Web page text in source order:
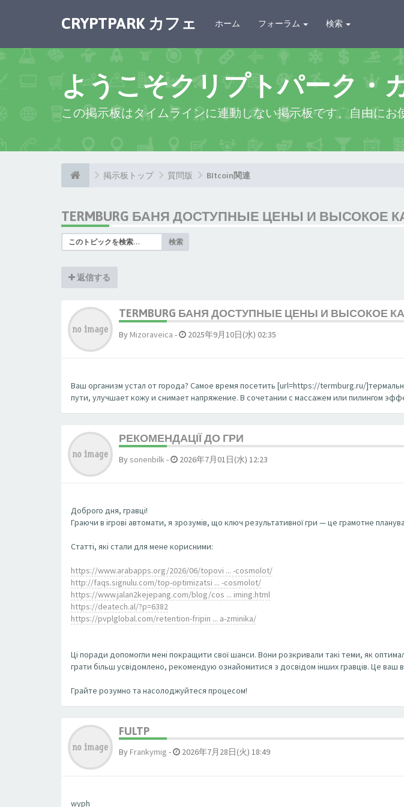
CRYPTPARK カフェ ホーム フォーラム 検索
ようこそクリプトパーク・
この掲示板はタイムラインに連動しない掲示板です、自由にお
掲示板トップ 質問版 BItcoin関連
TERMBURG БАНЯ ДОСТУПНЫЕ ЦЕНЫ И ВЫСОКОЕ
検索
返信する
TERMBURG БАНЯ ДОСТУПНЫЕ ЦЕНЫ И ВЫСОКОЕ
By Mizoraveica - 2025年9月10日(水) 02:35
Ваш организм устал от города? Самое время посетить [url=https://termburg.ru/
пути, улучшает кожу и снимает напряжение. В сочетании с массажем или пилингом
РЕКОМЕНДАЦІЇ ДО ГРИ
By sonenbilk- 2026年7月01日(水) 12:23
Доброго дня, гравці!
Граючи в ігрові автомати, я зрозумів, що ключ результативної гри — це грамотне
Статті, які стали для мене корисними:
https://www.arabapps.org/2026/06/topovi ... -cosmolot/
http://faqs.signulu.com/top-optimizatsi ... -cosmolot/
https://www.jalan2kejepang.com/blog/cos ... iming.html
https://deatech.al/?p=6382
https://pvplglobal.com/retention-fripin ... a-zminika/
Ці поради допомогли мені покращити свої шанси. Вони розкривали такі теми, як
грати більш усвідомлено, рекомендую ознайомитися з досвідом інших гравців. Це ваш
Грайте розумно та насолоджуйтеся процесом!
FULTP
By Frankymig - 2026年7月28日(火) 18:49
wyph